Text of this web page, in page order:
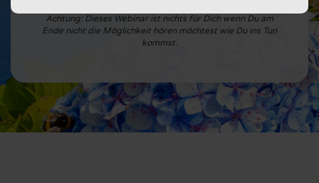
Achtung: Dieses Webinar ist nichts für Dich wenn Du am
Ende nicht die Möglichkeit hören möchtest wie Du ins Tun
kommst.